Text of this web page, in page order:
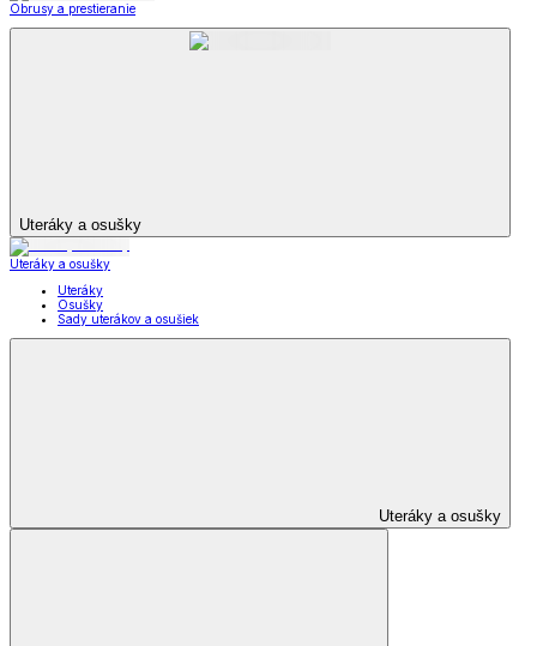
Obrusy a prestieranie
Uteráky a osušky
Uteráky a osušky
Uteráky
Osušky
Sady uterákov a osušiek
Uteráky a osušky